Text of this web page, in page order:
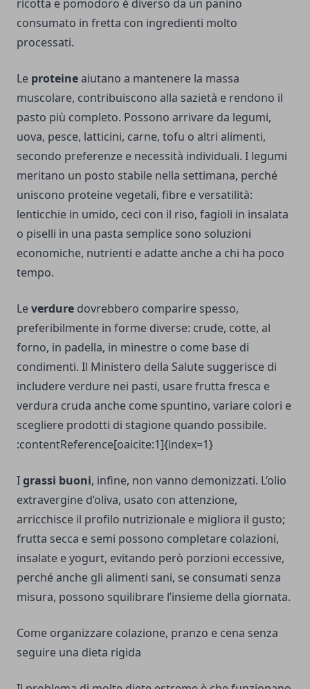
ricotta e pomodoro è diverso da un panino
consumato in fretta con ingredienti molto
processati.
Le proteineaiutano a mantenere la massa
muscolare, contribuiscono alla sazietà e rendono il
pasto più completo. Possono arrivare da legumi,
uova, pesce, latticini, carne, tofu o altri alimenti,
secondo preferenze e necessità individuali. I legumi
meritano un posto stabile nella settimana, perché
uniscono proteine vegetali, fibre e versatilità:
lenticchie in umido, ceci con il riso, fagioli in insalata
o piselli in una pasta semplice sono soluzioni
economiche, nutrienti e adatte anche a chi ha poco
tempo.
Leverdure dovrebbero comparire spesso,
preferibilmente in forme diverse: crude, cotte, al
forno, in padella, in minestre o come base di
condimenti. Il Ministero della Salute suggerisce di
includere verdure nei pasti, usare frutta fresca e
verdura cruda anche come spuntino, variare colori e
scegliere prodotti di stagione quando possibile.
:contentReference[oaicite:1]{index=1}
Igrassi buoni, infine, non vanno demonizzati. L’olio
extravergine d’oliva, usato con attenzione,
arricchisce il profilo nutrizionale e migliora il gusto;
frutta secca e semi possono completare colazioni,
insalate e yogurt, evitando però porzioni eccessive,
perché anche gli alimenti sani, se consumati senza
misura, possono squilibrare l’insieme della giornata.
Come organizzare colazione, pranzo e cena senza
seguire una dieta rigida